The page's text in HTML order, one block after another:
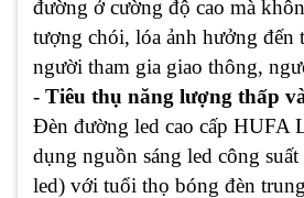
đường ở cường độ cao mà
tượng chói, lóa ảnh hưởng đến
người tham gia giao thông,
- Tiêu thụ năng lượng thấp
Đèn đường led cao cấp HUFA
dụng nguồn sáng led công
led) với tuổi thọ bóng đèn